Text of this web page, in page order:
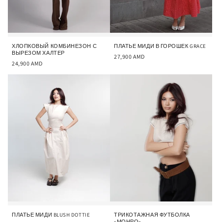
ХЛОПКОВЫЙ КОМБИНЕЗОН С
ВЫРЕЗОМ ХАЛТЕР
24,900 AMD
ПЛАТЬЕ МИДИ В ГОРОШЕК GRACE
27,900 AMD
ПЛАТЬЕ МИДИ BLUSH DOTTIE
ТРИКОТАЖНАЯ ФУТБОЛКА